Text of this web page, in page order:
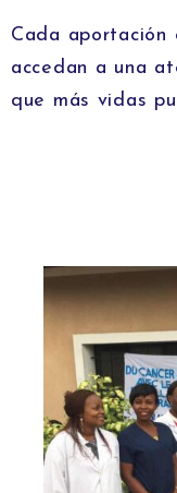
Cada aportación
accedan a una
que más vidas